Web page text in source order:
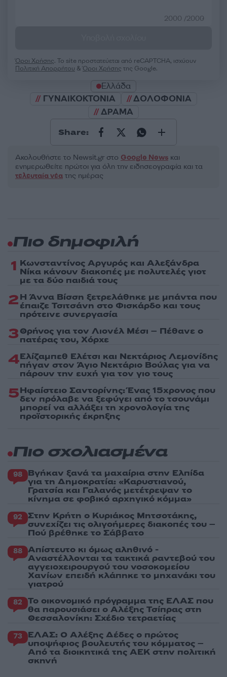
2000 /2000
Όροι Χρήσης. Το site προστατεύεται από reCAPTCHA, ισχύουν
Πολιτική Απορρήτου &Όροι Χρήσης της Google.
Ελλάδα
ΓΥΝΑΙΚΟΚΤΟΝΙΑ
ΔΟΛΟΦΟΝΙΑ
ΔΡΑΜΑ
Share:
Ακολουθήστε το Νewsit.gr στο Google News και
ενημερωθείτε πρώτοι για όλη την ειδησεογραφία και τα
τελευταία νέα της ημέρας
Πιο δημοφιλή
1 Κωνσταντίνος Αργυρός και Αλεξάνδρα
Νίκα κάνουν διακοπές με πολυτελές γιοτ
με τα δύο παιδιά τους
2Η Άννα Βίσση ξετρελάθηκε με μπάντα που
έπαιζε Τσιτσάνη στο Φισκάρδο και τους
πρότεινε συνεργασία
3Θρήνος για τον Λιονέλ Μέσι – Πέθανε ο
πατέρας του, Χόρχε
4Ελίζαμπεθ Ελέτσι και Νεκτάριος Λεμονίδης
πήγαν στον Άγιο Νεκτάριο Βούλας για να
πάρουν την ευχή για τον γιο τους
5Ηφαίστειο Σαντορίνης: Ένας 15χρονος που
δεν πρόλαβε να ξεφύγει από το τσουνάμι
μπορεί να αλλάξει τη χρονολογία της
προϊστορικής έκρηξης
Πιο σχολιασμένα
98 Βγήκαν ξανά τα μαχαίρια στην Ελπίδα
για τη Δημοκρατία: «Καρυστιανού,
Γρατσία και Γαλανός μετέτρεψαν το
κίνημα σε φοβικό αρχηγικό κόμμα»
92 Στην Κρήτη ο Κυριάκος Μητσοτάκης,
συνεχίζει τις ολιγοήμερες διακοπές του –
Πού βρέθηκε το Σάββατο
88 Απίστευτο κι όμως αληθινό -
Aναστέλλονται τα τακτικά ραντεβού του
αγγειοχειρουργού του νοσοκομείου
Χανίων επειδή κλάπηκε το μηχανάκι του
γιατρού
82 Το οικονομικό πρόγραμμα της ΕΛΑΣ που
θα παρουσιάσει ο Αλέξης Τσίπρας στη
Θεσσαλονίκη: Σχέδιο τετραετίας
73 ΕΛΑΣ: Ο Αλέξης Δέδες ο πρώτος
υποψήφιος βουλευτής του κόμματος –
Από τα διοικητικά της ΑΕΚ στην πολιτική
σκηνή